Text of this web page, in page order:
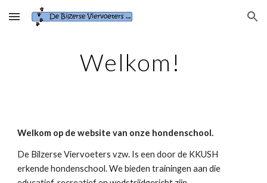
Skip to main content Skip to navigation
Welkom!
Welkom op de website van onze hondenschool.
De Bilzerse Viervoeters vzw. Is een door de KKUSH
erkende hondenschool. We bieden trainingen aan die